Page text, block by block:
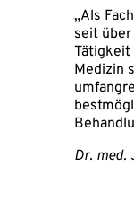
„Als
seit
Tätigkeit
Medizin
Dr. med.